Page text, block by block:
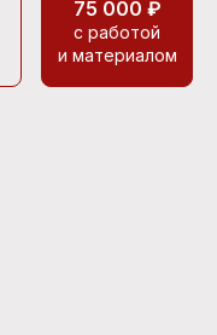
75 000 ₽
с работой
и материалом